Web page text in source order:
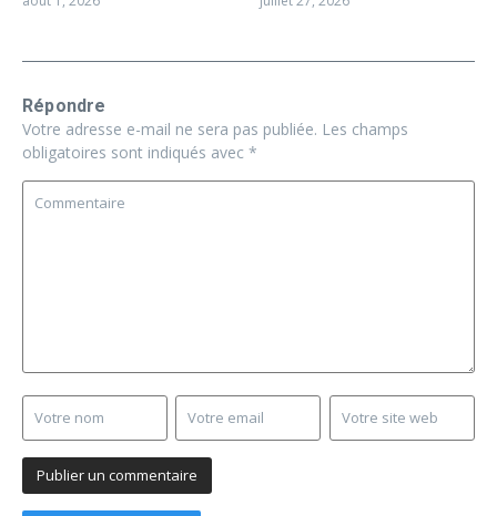
Répondre
Votre adresse e-mail ne sera pas publiée. Les champs
obligatoires sont indiqués avec *